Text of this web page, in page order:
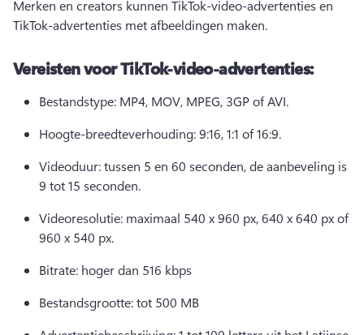
Merken en creators kunnen TikTok-video-advertenties en
TikTok-advertenties met afbeeldingen maken.
Vereisten voor TikTok-video-advertenties:
Bestandstype: MP4, MOV, MPEG, 3GP of AVI.
Hoogte-breedteverhouding: 9:16, 1:1 of 16:9.
Videoduur: tussen 5 en 60 seconden, de aanbeveling is
9 tot 15 seconden.
Videoresolutie: maximaal 540 x 960 px, 640 x 640 px of
960 x 540 px.
Bitrate: hoger dan 516 kbps
Bestandsgrootte: tot 500 MB